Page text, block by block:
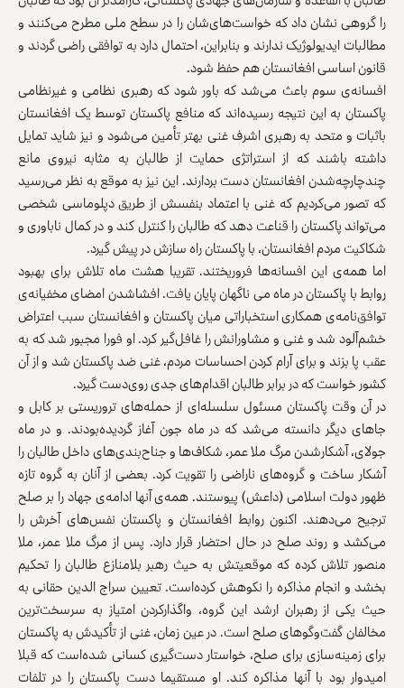
را گروهی نشان داد که خواست‌های‌شان را در سطح ملی مطرح می‌کنند و
مطالبات ایدیولوژیک ندارند و بنابراین، احتمال دارد به توافقی راضی گردند و
قانون اساسی افغانستان هم حفظ شود.
افسانه‌ی سوم باعث می‌شد که باور شود که رهبری نظامی و غیرنظامی
پاکستان به این نتیجه رسیده‌اند که منافع پاکستان توسط یک افغانستان
باثبات و متحد به رهبری اشرف غنی بهتر تأمین می‌شود و نیز شاید تمایل
داشته باشند که از استراتژی حمایت از طالبان به مثابه نیروی مانع
چندچارچه‌شدن افغانستان دست بردارند. این نیز به موقع به نظر می‌رسید
که تصور می‌کردیم که غنی با اعتماد بنفسش از طریق دپلوماسی شخصی
می‌تواند پاکستان را قناعت دهد که طالبان را کنترل کند و در کمال ناباوری و
شکاکیت مردم افغانستان، با پاکستان راه سازش در پیش گیرد.
اما همه‌ی این افسانه‌ها فروریختند. تقریبا هشت ماه تلاش برای بهبود
روابط با پاکستان در ماه می ناگهان پایان یافت. افشاشدن امضای مخفیانه‌ی
توافق‌نامه‌ی همکاری استخباراتی میان پاکستان و افغانستان سبب اعتراض
خشم‌آلود شد و غنی و مشاورانش را غافل‌گیر کرد. او فورا مجبور شد که به
عقب پا بزند و برای آرام کردن احساسات مردم، غنی ضد پاکستان شد و از آن
کشور خواست که در برابر طالبان اقدام‌های جدی روی‌دست گیرد.
در آن وقت پاکستان مسئول سلسله‌ای از حمله‌های تروریستی بر کابل و
جاهای دیگر دانسته می‌شد که در ماه جون آغاز گردیده‌بودند. و در ماه
جولای، آشکارشدن مرگ ملا عمر، شکاف‌ها و جناح‌بندی‌های داخل طالبان را
آشکار ساخت و گروه‌های ناراضی را تقویت کرد. بعضی از آنان به گروه تازه
ظهور دولت اسلامی (داعش) پیوستند. همه‌ی آنها ادامه‌ی جهاد را بر صلح
ترجیح می‌دهند. اکنون روابط افغانستان و پاکستان نفس‌های آخرش را
می‌کشد و روند صلح در حال احتضار قرار دارد. پس از مرگ ملا عمر، ملا
منصور تلاش کرده‌ که موقعیتش به حیث رهبر بلامنازع طالبان را تحکیم
بخشد و انجام مذاکره را نکوهش کرده‌است. تعیین سراج الدین حقانی به
حیث یکی از رهبران ارشد این گروه، واگذارکردن امتیاز به سرسخت‌ترین
مخالفان گفت‌وگوهای صلح است. در عین زمان، غنی از تأکیدش به پاکستان
برای زمینه‌سازی برای صلح، خواستار دست‌گیری کسانی شده‌است که قبلا
امیدوار بود با آنها مذاکره‌ کند. او مستقیما دست پاکستان را در تلفات